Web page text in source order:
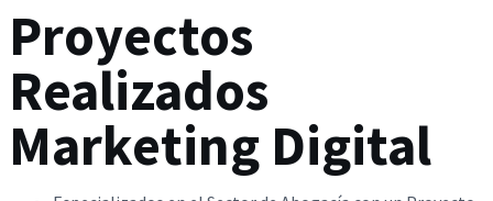
Proyectos
Realizados
Marketing Digital